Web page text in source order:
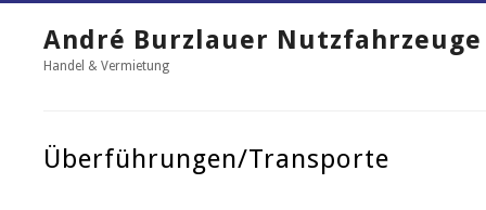
André Burzlauer Nutzfahrzeuge
Handel & Vermietung
Überführungen/Transporte